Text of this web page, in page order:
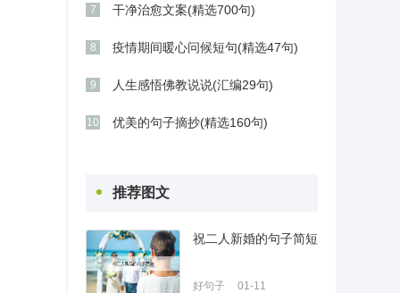
7 干净治愈文案(精选700句)
8 疫情期间暖心问候短句(精选47句)
9 人生感悟佛教说说(汇编29句)
10 优美的句子摘抄(精选160句)
推荐图文
祝二人新婚的句子简短
好句子 01-11